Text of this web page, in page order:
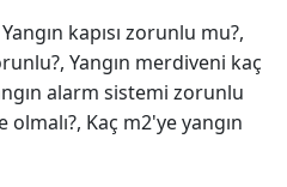
kapısı zorunlu mu?,
Yangın merdiveni kaç
alarm sistemi zorunlu
olmalı?, Kaç m2'ye yangın